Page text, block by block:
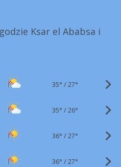
Ksar el Ababsa i
35° /27°
35° /26°
36° /27°
36° /27°